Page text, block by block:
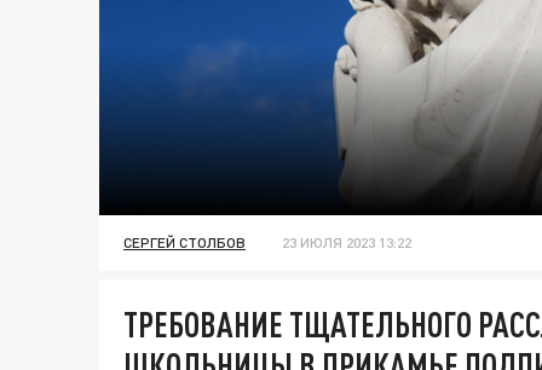
СЕРГЕЙ СТОЛБОВ 23 ИЮЛЯ 2023 13:22
ТРЕБОВАНИЕ ТЩАТЕЛЬНОГО